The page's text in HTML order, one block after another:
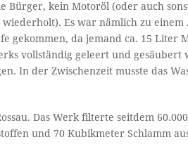
kein Motoröl (oder auch
Es war nämlich zu einem
gekommen, da jemand ca. 15 Liter
vollständig geleert und gesäubert
In der Zwischenzeit musste das
Das Werk filterte seitdem 60.000
und 70 Kubikmeter Schlamm